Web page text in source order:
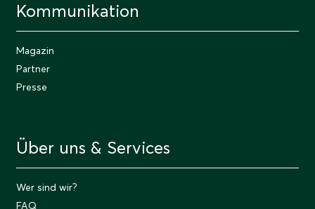
Kommunikation
Magazin
Partner
Presse
Über uns & Services
Wer sind wir?
FAQ